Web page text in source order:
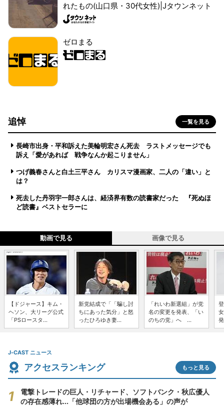
れたもの(山口県・30代女性)|Jタウンネット
ゼロまる
追悼 一覧を見る
長崎市出身・平和訴えた美輪明宏さん死去 ラストメッセージでも
訴え「愛があれば 戦争なんか起こりません」
つげ義春さんと白土三平さん カリスマ漫画家、二人の「違い」と
は？
死去した丹羽宇一郎さんは、経済界有数の読書家だった 『死ぬほ
ど読書』ベストセラーに
動画で見る 画像で見る
【ドジャース】キム・
ヘソン、大リーグ公式
「PSロースタ...
新党結成で「「騙し討
ちにあった気分」と怒
ったひろゆき妻...
「れいわ新選組」が党
名の変更を発表、「い
のちの党」へ ...
J-CAST ニュース
アクセスランキング もっと見る
電撃トレードの巨人・リチャード、ソフトバンク・秋広優人
の存在感薄れ...「他球団の方が出場機会ある」の声が